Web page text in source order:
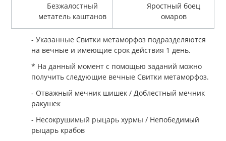
Безжалостный
метатель каштанов
Яростный боец
омаров
- Указанные Свитки метаморфоз подразделяются
на вечные и имеющие срок действия 1 день.
* На данный момент с помощью заданий можно
получить следующие вечные Свитки метаморфоз.
- Отважный мечник шишек / Доблестный мечник
ракушек
- Несокрушимый рыцарь хурмы / Непобедимый
рыцарь крабов